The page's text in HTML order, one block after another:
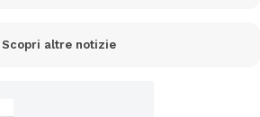
Scopri altre notizie